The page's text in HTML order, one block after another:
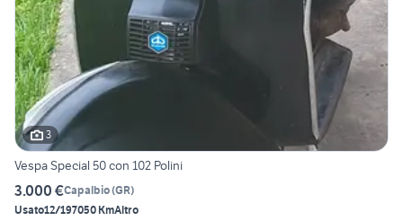
3
Vespa Special 50 con 102 Polini
3.000 €Capalbio(GR)
Usato12/197050 KmAltro